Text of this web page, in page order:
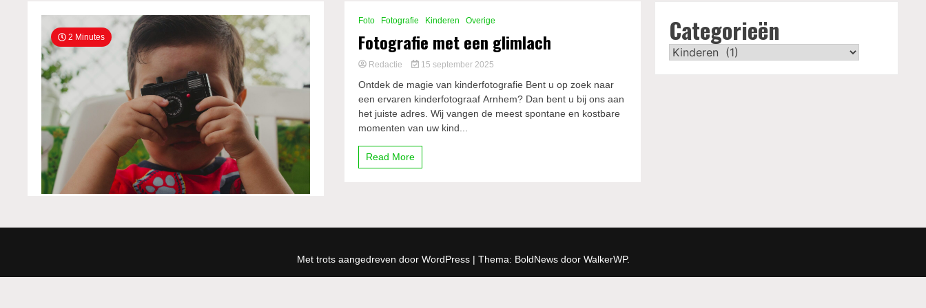
2 Minutes
Foto Fotografie Kinderen Overige
Fotografie met een glimlach
Redactie 15 september 2025
Ontdek de magie van kinderfotografie Bent u op zoek naar
een ervaren kinderfotograaf Arnhem? Dan bent u bij ons aan
het juiste adres. Wij vangen de meest spontane en kostbare
momenten van uw kind...
Read More
Categorieën
Categorieën
Met trots aangedreven door WordPress | Thema: BoldNews door WalkerWP.